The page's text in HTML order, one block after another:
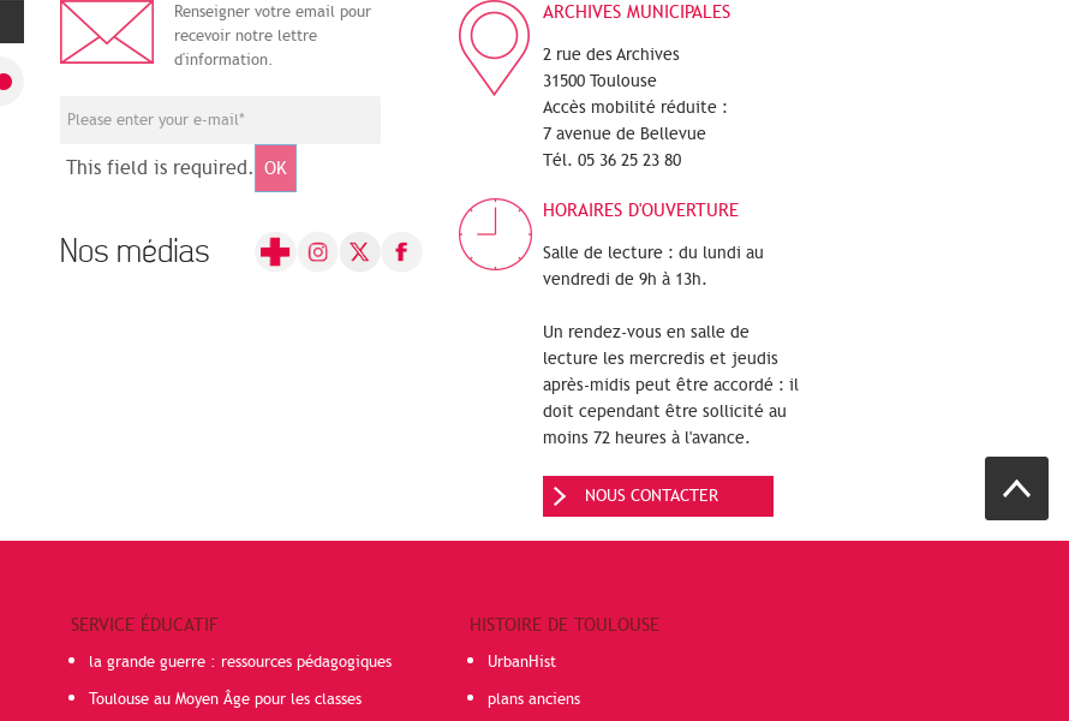
Renseigner votre email pour
recevoir notre lettre
d'information.
This field is required. OK
Nos médias
ARCHIVES MUNICIPALES
2 rue des Archives
31500 Toulouse
Accès mobilité réduite :
7 avenue de Bellevue
Tél. 05 36 25 23 80
HORAIRES D'OUVERTURE
Salle de lecture : du lundi au
vendredi de 9h à 13h.
Un rendez-vous en salle de
lecture les mercredis et jeudis
après-midis peut être accordé : il
doit cependant être sollicité au
moins 72 heures à l'avance.
NOUS CONTACTER
SERVICE ÉDUCATIF
la grande guerre : ressources pédagogiques
Toulouse au Moyen Âge pour les classes
HISTOIRE DE TOULOUSE
UrbanHist
plans anciens